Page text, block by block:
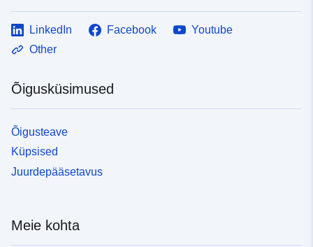
LinkedIn Facebook
Youtube
Other
Õigusküsimused
Õigusteave
Küpsised
Juurdepääsetavus
Meie kohta